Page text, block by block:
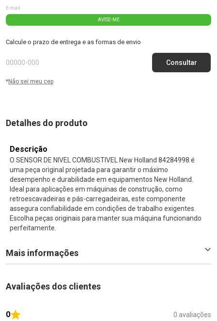
AVISE-ME
Calcule o prazo de entrega e as formas de envio
*Não sei meu cep
Detalhes do produto
Descrição
O SENSOR DE NIVEL COMBUSTIVEL New Holland 84284998 é
uma peça original projetada para garantir o máximo
desempenho e durabilidade em equipamentos New Holland.
Ideal para aplicações em máquinas de construção, como
retroescavadeiras e pás-carregadeiras, este componente
assegura confiabilidade em condições de trabalho exigentes.
Escolha peças originais para manter sua máquina funcionando
perfeitamente.
Mais informações
Avaliações dos clientes
0 0 avaliações